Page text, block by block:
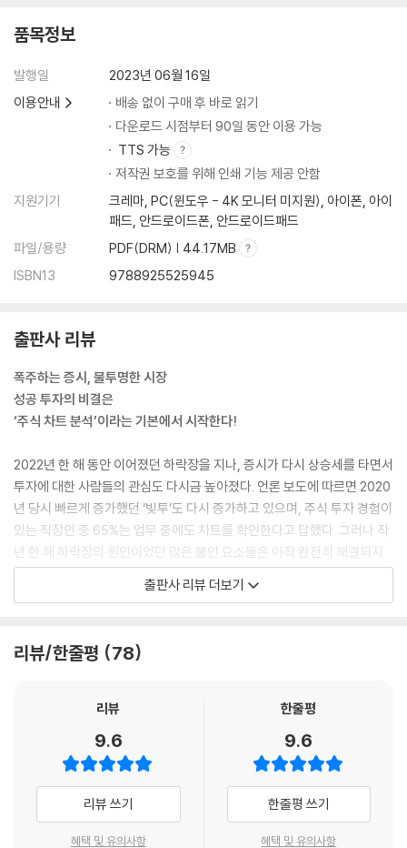
제6편 보조지표 (2) 고급형
28 중기 지표의 대명사 MACD
30 OBV의 단점을 보완한 VR
31 중기 투자자의 필수 자료 삼선전환도
32 시세에 선행하는 모멘텀 지표
33 시장 심리를 읽어내는 심리선
34 시세의 강도를 나타내는 ROC
제7편 패턴 분석 (1) 반전형
35 패턴 분석 기초부터 알고 하자
37 머리어깨형의 변형인 이중천정형과 이중바닥형
38 장기간에 걸쳐서 완성되는 원형 패턴
39 주가 변동이 심한 V자형 패턴
제8편 패턴 분석 (2) 지속형
40 지속형 패턴의 대표격인 삼각형
41 단기간에 형성되는 깃발형
42 깃발 대신 페넌트: 페넌트형
43 같은 방향의 기울기를 보이는 쐐기형
44 박스 안에서 잠시 쉬어가는 직사각형
45 급등주 패턴 분석 열 가지
품목정보
발행일
2023년 06월 16일
이용안내
배송 없이 구매 후 바로 읽기
다운로드 시점부터 90일 동안 이용 가능
TTS 가능
저작권 보호를 위해 인쇄 기능 제공 안함
지원기기
크레마, PC(윈도우 - 4K 모니터 미지원), 아이폰, 아이
패드, 안드로이드폰, 안드로이드패드
파일/용량
PDF(DRM) | 44.17MB
ISBN13
9788925525945
출판사 리뷰
폭주하는 증시, 불투명한 시장
성공 투자의 비결은
‘주식 차트 분석’이라는 기본에서 시작한다!
2022년 한 해 동안 이어졌던 하락장을 지나, 증시가 다시 상승세를 타면서
투자에 대한 사람들의 관심도 다시금 높아졌다. 언론 보도에 따르면 2020
년 당시 빠르게 증가했던 ‘빚투’도 다시 증가하고 있으며, 주식 투자 경험이
있는 직장인 중 65%는 업무 중에도 차트를 확인한다고 답했다. 그러나 작
년 한 해 하락장의 원인이었던 많은 불안 요소들은 아직 완전히 해결되지
않은 채 남아있고, 지금 상승세를 보이는 주식시장의 모습은 불투명하기만
하다. 이런 혼란스러운 상황 속에서도 흔들리지 않고 성공적인 주식 투자
투자 시장은 수많은 기술과 지식을 갖추고 시도해도 ‘완벽한’ 결과를 얻어
록 기본적인 것에 집중해야 한다는 것은 분명하다. 주식 투자에서 가장 기
석’은 과거의 주가 정보를 통해 미래를 예측하는 가장 쉬운 방법이면서도
매우 중요한 기술이다.
차트 분석 20년 장기 스테디셀러의 저자이자
17만 구독자가 선택한 투자 교육 유튜버의
출판사 리뷰 더보기
리뷰/한줄평 78
리뷰
9.6
리뷰 쓰기
혜택 및 유의사항
한줄평
9.6
한줄평 쓰기
혜택 및 유의사항